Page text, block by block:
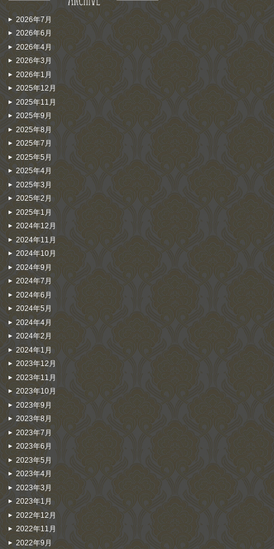
2026年7月
2026年6月
2026年4月
2026年3月
2026年1月
2025年12月
2025年11月
2025年9月
2025年8月
2025年7月
2025年5月
2025年4月
2025年3月
2025年2月
2025年1月
2024年12月
2024年11月
2024年10月
2024年9月
2024年7月
2024年6月
2024年5月
2024年4月
2024年2月
2024年1月
2023年12月
2023年11月
2023年10月
2023年9月
2023年8月
2023年7月
2023年6月
2023年5月
2023年4月
2023年3月
2023年1月
2022年12月
2022年11月
2022年9月